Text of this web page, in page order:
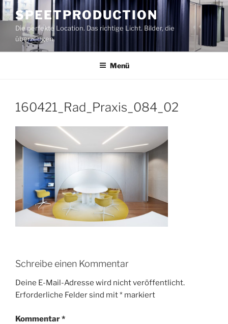
Zum
Inhalt
springen
SPEETPRODUCTION
Die perfekte Location. Das richtige Licht. Bilder, die
überzeugen.
Menü
160421_Rad_Praxis_084_02
Schreibe einen Kommentar
Deine E-Mail-Adresse wird nicht veröffentlicht.
Erforderliche Felder sind mit* markiert
Kommentar*